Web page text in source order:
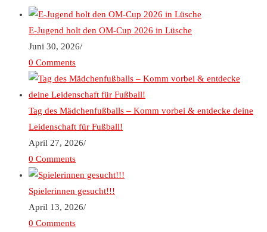
E-Jugend holt den OM-Cup 2026 in Lüsche
Juni 30, 2026/
0 Comments
Tag des Mädchenfußballs – Komm vorbei & entdecke deine
Leidenschaft für Fußball!
April 27, 2026/
0 Comments
Spielerinnen gesucht!!!
April 13, 2026/
0 Comments